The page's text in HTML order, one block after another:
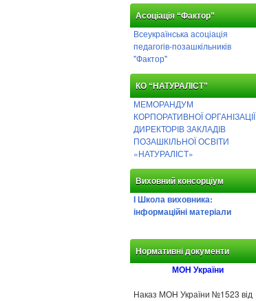
Асоціація “Фактор”
Всеукраїнська асоціація
педагогів-позашкільників
"Фактор"
КО “НАТУРАЛІСТ”
МЕМОРАНДУМ
КОРПОРАТИВНОЇ ОРГАНІЗАЦІЇ
ДИРЕКТОРІВ ЗАКЛАДІВ
ПОЗАШКІЛЬНОЇ ОСВІТИ
«НАТУРАЛІСТ»
Виховний консорціум
І Школа виховника:
інформаційні матеріали
Нормативні документи
МОН України
Наказ МОН України №1523 від